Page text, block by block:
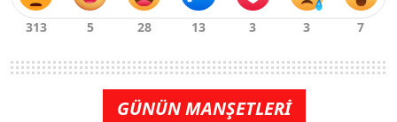
GÜNÜN MANŞETLERİ